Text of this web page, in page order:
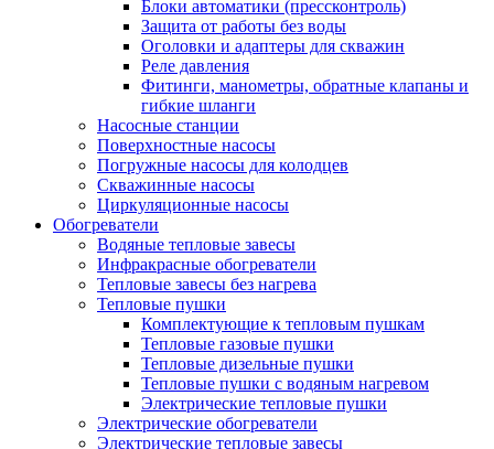
Блоки автоматики (прессконтроль)
Защита от работы без воды
Оголовки и адаптеры для скважин
Реле давления
Фитинги, манометры, обратные клапаны и
гибкие шланги
Насосные станции
Поверхностные насосы
Погружные насосы для колодцев
Скважинные насосы
Циркуляционные насосы
Обогреватели
Водяные тепловые завесы
Инфракрасные обогреватели
Тепловые завесы без нагрева
Тепловые пушки
Комплектующие к тепловым пушкам
Тепловые газовые пушки
Тепловые дизельные пушки
Тепловые пушки с водяным нагревом
Электрические тепловые пушки
Электрические обогреватели
Электрические тепловые завесы